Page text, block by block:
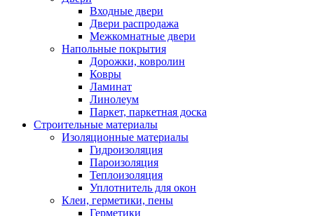
Входные двери
Двери распродажа
Межкомнатные двери
Напольные покрытия
Дорожки, ковролин
Ковры
Ламинат
Линолеум
Паркет, паркетная доска
Строительные материалы
Изоляционные материалы
Гидроизоляция
Пароизоляция
Теплоизоляция
Уплотнитель для окон
Клеи, герметики, пены
Герметики